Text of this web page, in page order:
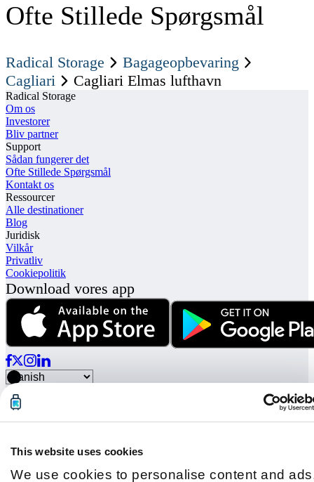
This website uses cookies
We use cookies to personalise content and
Ofte Stillede Spørgsmål
Radical Storage
Bagageopbevaring
Cagliari
Cagliari Elmas lufthavn
Radical Storage
Om os
Investorer
Bliv partner
Support
Sådan fungerer det
Ofte Stillede Spørgsmål
Kontakt os
Ressourcer
Alle destinationer
Blog
Juridisk
Vilkår
Privatliv
Cookiepolitik
Download vores app
© Radical Storage • Lean Team S.R.L. • P. IVA 14104111001
Radical er også finansieret af "Vertis Venture 4 Scaleup Lazio"